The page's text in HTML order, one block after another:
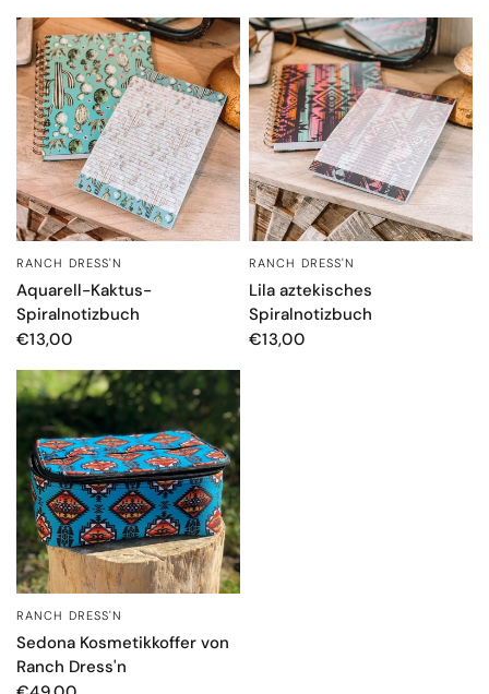
SCHNELLANSICHT
RANCH DRESS'N
Aquarell-Kaktus-
Spiralnotizbuch
€13,00
SCHNELLANSICHT
RANCH DRESS'N
Lila aztekisches
Spiralnotizbuch
€13,00
SCHNELLANSICHT
RANCH DRESS'N
Sedona Kosmetikkoffer von
Ranch Dress'n